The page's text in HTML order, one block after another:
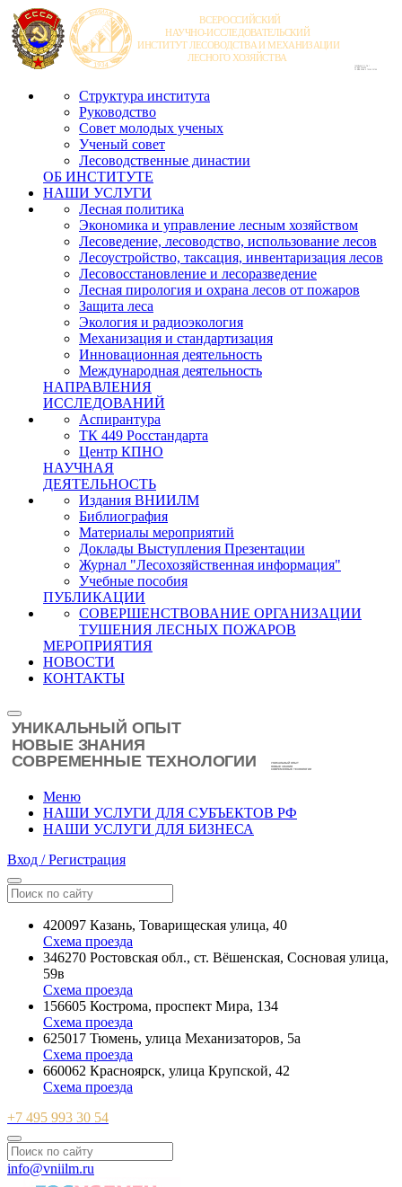
Структура института
Руководство
Совет молодых ученых
Ученый совет
Лесоводственные династии
ОБ ИНСТИТУТЕ
НАШИ УСЛУГИ
Лесная политика
Экономика и управление лесным хозяйством
Лесоведение, лесоводство, использование лесов
Лесоустройство, таксация, инвентаризация лесов
Лесовосстановление и лесоразведение
Лесная пирология и охрана лесов от пожаров
Защита леса
Экология и радиоэкология
Механизация и стандартизация
Инновационная деятельность
Международная деятельность
НАПРАВЛЕНИЯ
ИССЛЕДОВАНИЙ
Аспирантура
ТК 449 Росстандарта
Центр КПНО
НАУЧНАЯ
ДЕЯТЕЛЬНОСТЬ
Издания ВНИИЛМ
Библиография
Материалы мероприятий
Доклады Выступления Презентации
Журнал "Лесохозяйственная информация"
Учебные пособия
ПУБЛИКАЦИИ
СОВЕРШЕНСТВОВАНИЕ ОРГАНИЗАЦИИ
ТУШЕНИЯ ЛЕСНЫХ ПОЖАРОВ
МЕРОПРИЯТИЯ
НОВОСТИ
КОНТАКТЫ
Меню
НАШИ УСЛУГИ ДЛЯ СУБЪЕКТОВ РФ
НАШИ УСЛУГИ ДЛЯ БИЗНЕСА
Вход / Регистрация
420097 Казань, Товарищеская улица, 40
Схема проезда
346270 Ростовская обл., ст. Вёшенская, Сосновая улица,
59в
Схема проезда
156605 Кострома, проспект Мира, 134
Схема проезда
625017 Тюмень, улица Механизаторов, 5а
Схема проезда
660062 Красноярск, улица Крупской, 42
Схема проезда
+7 495 993 30 54
info@vniilm.ru